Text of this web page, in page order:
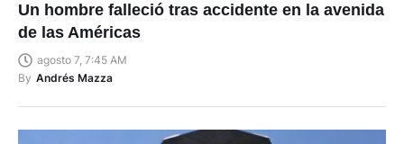
Un hombre falleció tras accidente en la avenida
de las Américas
agosto 7, 7:45 AM
By Andrés Mazza